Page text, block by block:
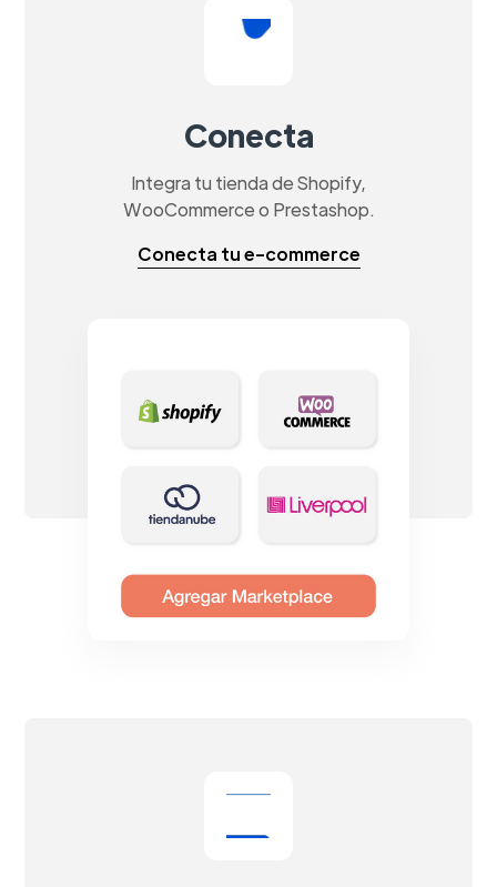
Conecta
Integra tu tienda de Shopify,
WooCommerce o Prestashop.
Conecta tu e-commerce